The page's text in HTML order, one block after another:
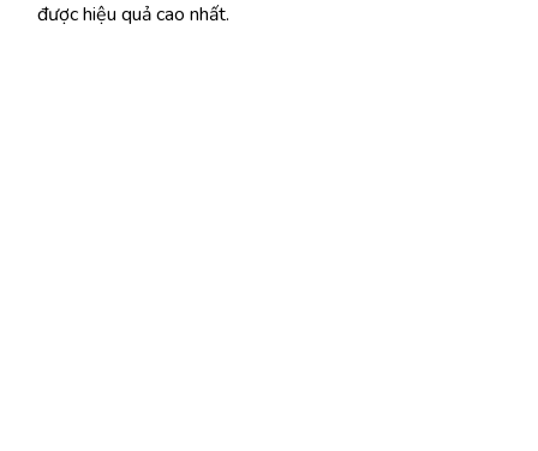
được hiệu quả cao nhất.